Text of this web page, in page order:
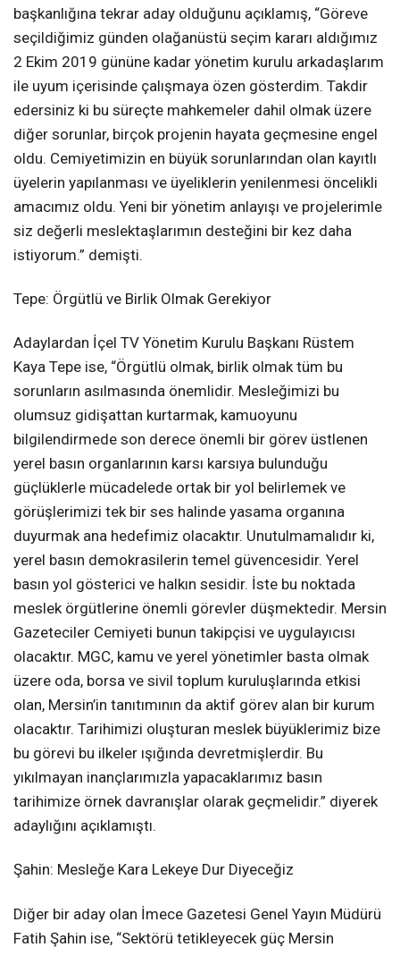
başkanlığına tekrar aday olduğunu açıklamış, “Göreve
seçildiğimiz günden olağanüstü seçim kararı aldığımız
2 Ekim 2019 gününe kadar yönetim kurulu arkadaşlarım
ile uyum içerisinde çalışmaya özen gösterdim. Takdir
edersiniz ki bu süreçte mahkemeler dahil olmak üzere
diğer sorunlar, birçok projenin hayata geçmesine engel
oldu. Cemiyetimizin en büyük sorunlarından olan kayıtlı
üyelerin yapılanması ve üyeliklerin yenilenmesi öncelikli
amacımız oldu. Yeni bir yönetim anlayışı ve projelerimle
siz değerli meslektaşlarımın desteğini bir kez daha
istiyorum.” demişti.
Tepe: Örgütlü ve Birlik Olmak Gerekiyor
Adaylardan İçel TV Yönetim Kurulu Başkanı Rüstem
Kaya Tepe ise, “Örgütlü olmak, birlik olmak tüm bu
sorunların asılmasında önemlidir. Mesleğimizi bu
olumsuz gidişattan kurtarmak, kamuoyunu
bilgilendirmede son derece önemli bir görev üstlenen
yerel basın organlarının karsı karsıya bulunduğu
güçlüklerle mücadelede ortak bir yol belirlemek ve
görüşlerimizi tek bir ses halinde yasama organına
duyurmak ana hedefimiz olacaktır. Unutulmamalıdır ki,
yerel basın demokrasilerin temel güvencesidir. Yerel
basın yol gösterici ve halkın sesidir. İste bu noktada
meslek örgütlerine önemli görevler düşmektedir. Mersin
Gazeteciler Cemiyeti bunun takipçisi ve uygulayıcısı
olacaktır. MGC, kamu ve yerel yönetimler basta olmak
üzere oda, borsa ve sivil toplum kuruluşlarında etkisi
olan, Mersin’in tanıtımının da aktif görev alan bir kurum
olacaktır. Tarihimizi oluşturan meslek büyüklerimiz bize
bu görevi bu ilkeler ışığında devretmişlerdir. Bu
yıkılmayan inançlarımızla yapacaklarımız basın
tarihimize örnek davranışlar olarak geçmelidir.” diyerek
adaylığını açıklamıştı.
Şahin: Mesleğe Kara Lekeye Dur Diyeceğiz
Diğer bir aday olan İmece Gazetesi Genel Yayın Müdürü
Fatih Şahin ise, “Sektörü tetikleyecek güç Mersin